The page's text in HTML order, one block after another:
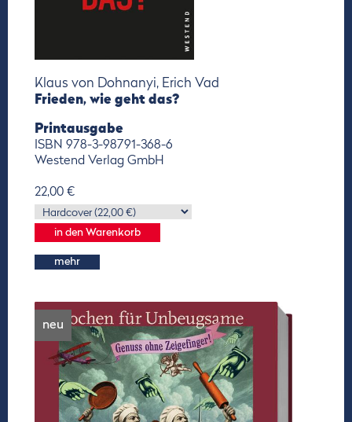
Klaus von Dohnanyi, Erich Vad
Frieden, wie geht das?
Printausgabe
ISBN 978-3-98791-368-6
Westend Verlag GmbH
22,00 €
mehr
neu